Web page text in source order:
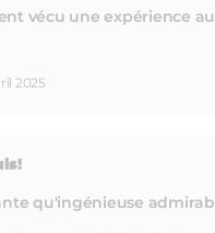
vécu une expérience
2025
qu'ingénieuse